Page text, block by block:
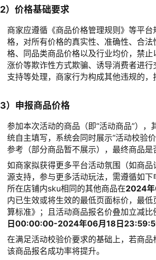
2）价格基础要求
商家应遵循《商品价格管理规则》等平
格，对所有价格的真实性、准确性、合
格、同品类商品价格以及行业均价，禁
涨价等欺诈性方式欺骗、诱导消费者进
支持等处理，商家行为构成其他违规的，
3）申报商品价格
参加本次活动的商品（即“活动商品”）
统自主填写，系统会同时展示“活动校验
参考（部分商品暂不展示），最终商品是
如商家拟获得更多平台活动氛围（如商
源支持，参与更多活动玩法，需遵循如
所在店铺内sku相同的其他商品在2024
内已生效或将生效的最低页面标价，最
算标准》；且活动商品报名价叠加立减
日00:00:00-2024年06月18日
在满足活动校验价要求的基础上，若商品
该商品报名成功率将提升。